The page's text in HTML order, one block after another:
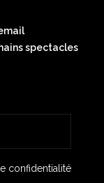
spectacles
confidentialité